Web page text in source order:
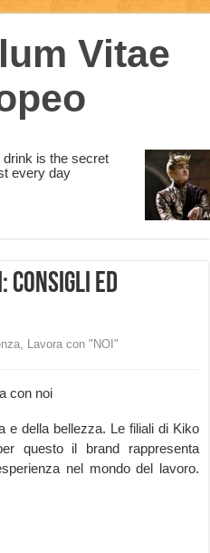
consigli ed
, Lavora con "NOI"
e della bellezza. Le filiali di Kiko
questo il brand rappresenta
nel mondo del lavoro.